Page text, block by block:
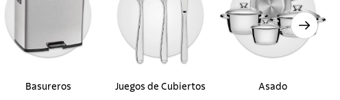
Basureros Juegos de Cubiertos Asado